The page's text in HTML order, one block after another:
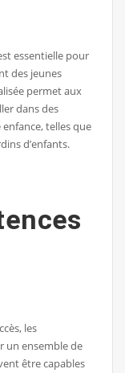
essentielle pour
des jeunes
permet aux
dans des
telles que
d’enfants.
les
un ensemble de
être capables